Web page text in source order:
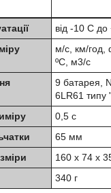
від -10 C
м/с, км/год,
ºC, м3/с
9 батарея,
6LR61 типу
0,5 с
65 мм
160 x 74 x
340 г